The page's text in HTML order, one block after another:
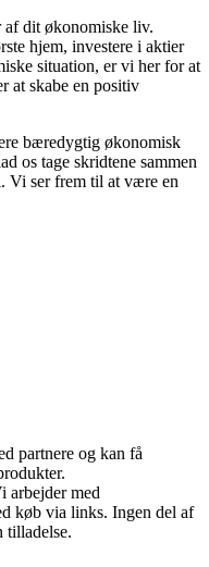
af dit økonomiske liv.
hjem, investere i aktier
situation, er vi her for at
at skabe en positiv
bæredygtig økonomisk
os tage skridtene sammen
Vi ser frem til at være en
partnere og kan få
arbejder med
køb via links. Ingen del af
tilladelse.